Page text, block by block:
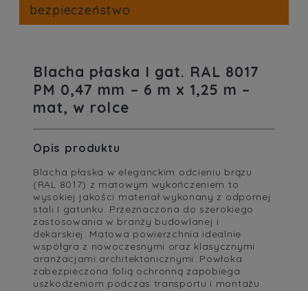
bezpieczeństwo
Blacha płaska I gat. RAL 8017
PM 0,47 mm – 6 m x 1,25 m –
mat, w rolce
Opis produktu
Blacha płaska w eleganckim odcieniu brązu
(RAL 8017) z matowym wykończeniem to
wysokiej jakości materiał wykonany z odpornej
stali I gatunku. Przeznaczona do szerokiego
zastosowania w branży budowlanej i
dekarskiej. Matowa powierzchnia idealnie
współgra z nowoczesnymi oraz klasycznymi
aranżacjami architektonicznymi. Powłoka
zabezpieczona folią ochronną zapobiega
uszkodzeniom podczas transportu i montażu.